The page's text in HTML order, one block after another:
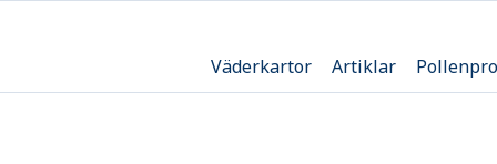
Väderkartor Artiklar